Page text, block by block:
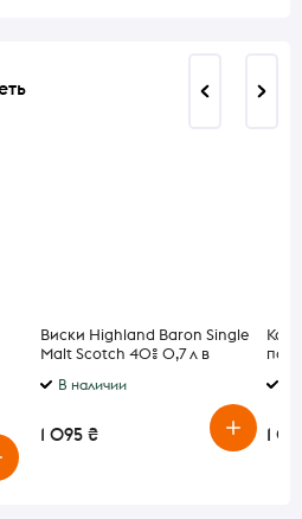
Виски Highland Baron Single
Malt Scotch 40% 0,7 л в
В наличии
1 095 ₴ 1